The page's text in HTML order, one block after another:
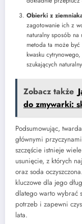
Obierki z
zagotowanie ich z
naturalny sposób na
metoda ta może
kwasku
szukających
Zobacz także
do zmywarki:
Podsumowując,
głównymi
szczęście istnieje
usunięcie, z których
oraz soda
kluczowe dla jego
dlatego warto wybrać
potrzeb i zapewni
lata.